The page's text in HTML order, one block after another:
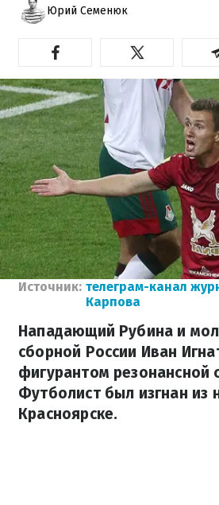
Юрий Семенюк
Источник: телеграм-канал
Карпова
Нападающий Рубина и
сборной России Иван
фигурантом резонансной
Футболист был изгнан из
Красноярске.